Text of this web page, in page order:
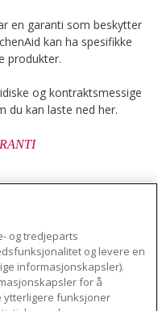
en garanti som beskytter
kan ha spesifikke
produkter.
og kontraktsmessige
du kan laste ned her.
og tredjeparts
og levere en
informasjonskapsler).
for å
funksjoner